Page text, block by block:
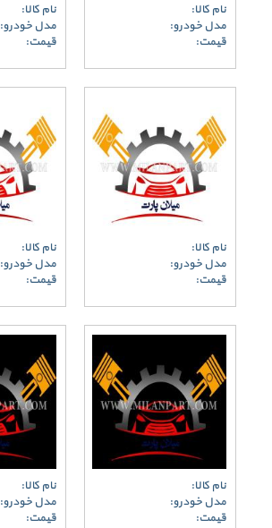
نام کالا:
مدل خودرو:
قیمت:
نام کالا:
مدل خودرو:
قیمت:
نام کالا:
مدل خودرو:
قیمت:
نام کالا:
مدل خودرو:
قیمت:
نام کالا:
مدل خودرو:
قیمت:
نام کالا:
مدل خودرو:
قیمت: